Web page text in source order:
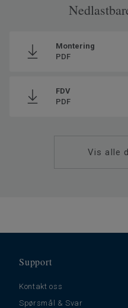
Artikler per eske
Produsert i
Total vekt
Bredde
Montering
PDF
FDV
PDF
Vis alle
Support
Kontakt oss
Spørsmål & Svar